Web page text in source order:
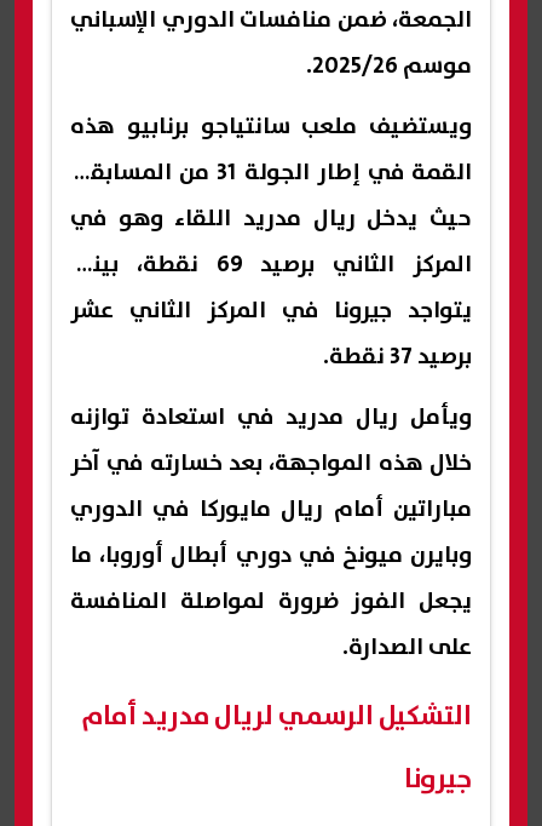
الجمعة، ضمن منافسات الدوري الإسباني
موسم 2025/26.
ويستضيف ملعب سانتياجو برنابيو هذه
القمة في إطار الجولة 31 من المسابقة،
حيث يدخل ريال مدريد اللقاء وهو في
المركز الثاني برصيد 69 نقطة، بينما
يتواجد جيرونا في المركز الثاني عشر
برصيد 37 نقطة.
ويأمل ريال مدريد في استعادة توازنه
خلال هذه المواجهة، بعد خسارته في آخر
مباراتين أمام ريال مايوركا في الدوري
وبايرن ميونخ في دوري أبطال أوروبا، ما
يجعل الفوز ضرورة لمواصلة المنافسة
على الصدارة.
التشكيل الرسمي لريال مدريد أمام
جيرونا